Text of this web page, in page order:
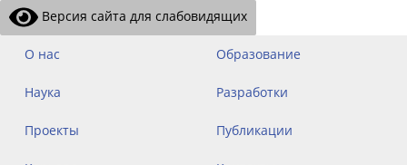
Версия сайта для слабовидящих
О нас Образование
Наука Разработки
Проекты Публикации